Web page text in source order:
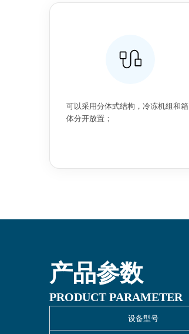
可以采用分体式结构，冷冻机组和箱
体分开放置；
产品参数
PRODUCT PARAMETER
设备型号